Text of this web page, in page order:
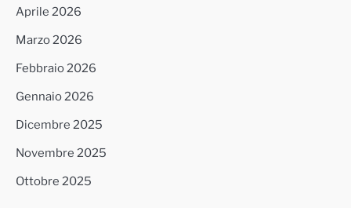
Aprile 2026
Marzo 2026
Febbraio 2026
Gennaio 2026
Dicembre 2025
Novembre 2025
Ottobre 2025